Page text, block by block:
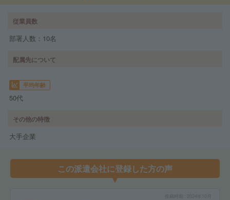
従業員数
部署人数：10名
配属先について
平均年齢
50代
その他の特徴
大手企業
この派遣会社に登録した方の声
2024年10月